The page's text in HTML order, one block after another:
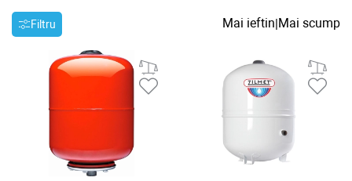
Filtru Mai ieftin|Mai scump